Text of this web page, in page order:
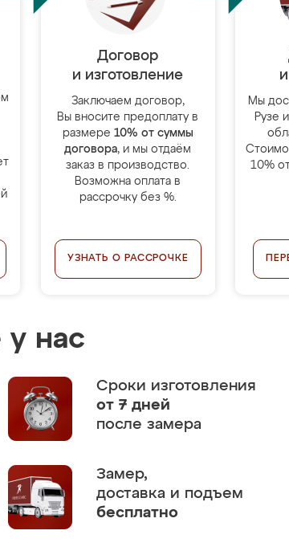
Договор
и изготовление
Заключаем договор,
Вы вносите предоплату в
размере 10% от суммы
договора, и мы отдаём
заказ в производство.
Возможна оплата в
рассрочку без %.
УЗНАТЬ О РАССРОЧКЕ
Мы
Рузе
10%
у нас
Сроки изготовления
от 7 дней
после замера
Замер,
доставка и подъем
бесплатно